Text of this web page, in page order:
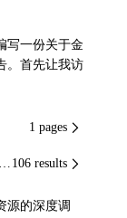
写一份关于金
。首先让我访
1 pages
轻易云数据集成平台 金蝶云星空 聚水潭 系统对接 轻易云 qeasy 企业异构系统集成方案 金蝶云星空 ERP 电商系统集成 技术架构 轻易云数据集成平台 API对接 技术原理 106 results
源的深度调